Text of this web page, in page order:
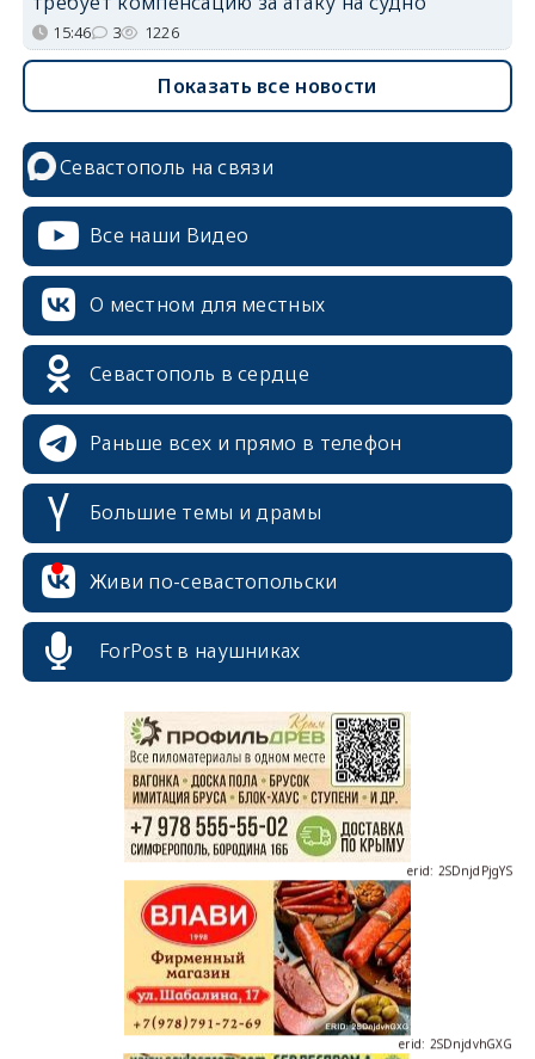
15:46 3 1226
Показать все новости
Севастополь на связи
Все наши Видео
О местном для местных
Севастополь в сердце
Раньше всех и прямо в телефон
Большие темы и драмы
Живи по-севастопольски
ForPost в наушниках
erid: 2SDnjcrDNw6
erid: 2SDnjdvhGXG